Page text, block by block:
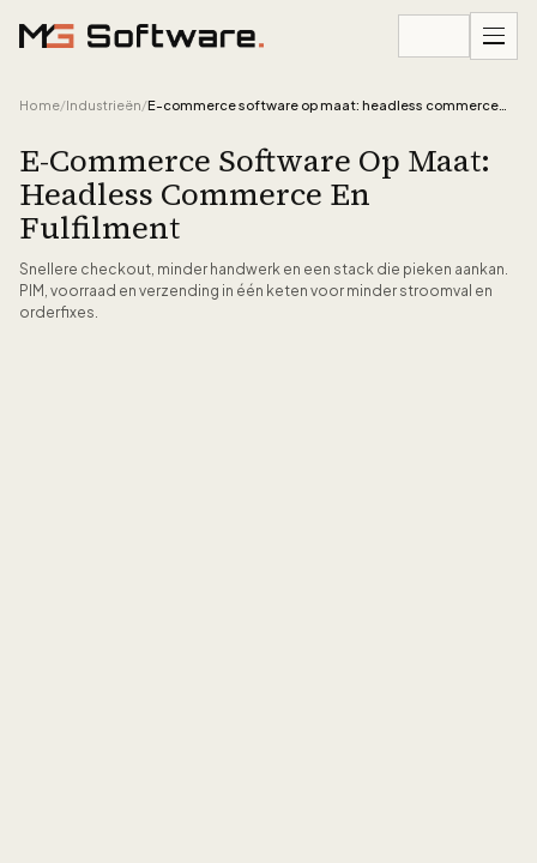
Home/Industrieën/
E-Commerce Software Op Maat:
Headless Commerce En
Fulfilment
Snellere checkout, minder handwerk en een stack die pieken aankan.
PIM, voorraad en verzending in één keten voor minder stroomval en
orderfixes.